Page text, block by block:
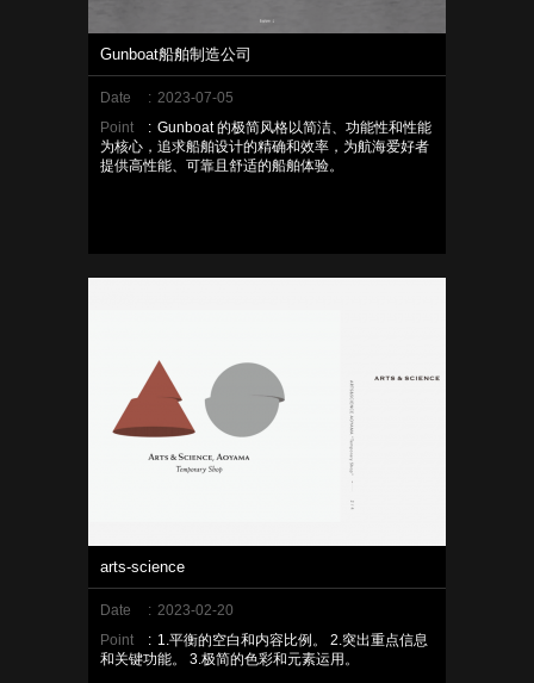
Gunboat船舶制造公司
Date : 2023-07-05
Point
: Gunboat 的极简风格以简洁、功能性和性能
为核心，追求船舶设计的精确和效率，为航海爱好者
提供高性能、可靠且舒适的船舶体验。
arts-science
Date : 2023-02-20
Point
: 1.平衡的空白和内容比例。 2.突出重点信息
和关键功能。 3.极简的色彩和元素运用。